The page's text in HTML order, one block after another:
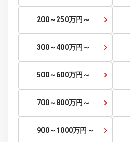
90～100万円～
120～150万円～
200～250万円～
300～400万円～
500～600万円～